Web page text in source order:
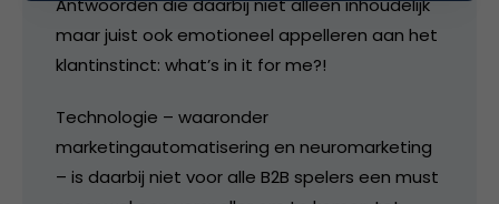
maar juist ook emotioneel appelleren aan het
klantinstinct: what’s in it for me?!
Technologie – waaronder
marketingautomatisering en neuromarketing
– is daarbij niet voor alle B2B spelers een must